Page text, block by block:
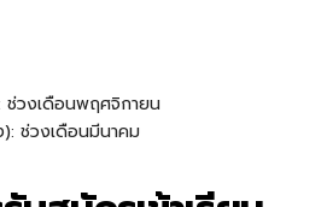
ช่วงเดือนพฤศจิกายน
ช่วงเดือนมีนาคม